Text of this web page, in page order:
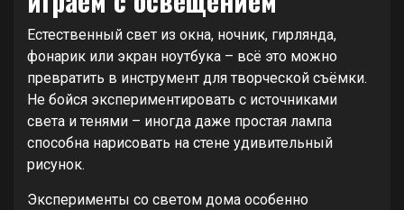
Естественный свет из окна, ночник, гирлянда,
фонарик или экран ноутбука – всё это можно
превратить в инструмент для творческой съёмки.
Не бойся экспериментировать с источниками
света и тенями – иногда даже простая лампа
способна нарисовать на стене удивительный
рисунок.
Эксперименты со светом дома особенно